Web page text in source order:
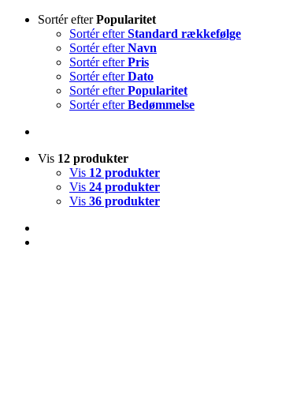
Sortér efterPopularitet
Sortér efterStandard rækkefølge
Sortér efterNavn
Sortér efterPris
Sortér efterDato
Sortér efterPopularitet
Sortér efterBedømmelse
Vis 12 produkter
Vis 12 produkter
Vis 24 produkter
Vis 36 produkter